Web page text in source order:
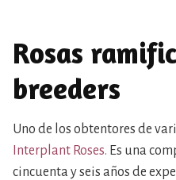
Rosas
breeders
Uno de los obtentores de
Interplant Roses. Es una
cincuenta y seis años de